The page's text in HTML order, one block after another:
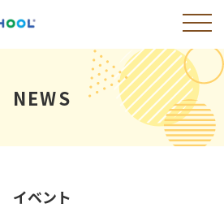
NEWS
イベント